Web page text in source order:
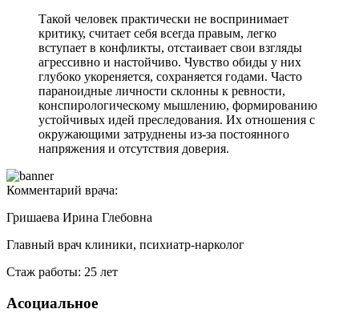
Такой человек практически не воспринимает
критику, считает себя всегда правым, легко
вступает в конфликты, отстаивает свои взгляды
агрессивно и настойчиво. Чувство обиды у них
глубоко укореняется, сохраняется годами. Часто
параноидные личности склонны к ревности,
конспирологическому мышлению, формированию
устойчивых идей преследования. Их отношения с
окружающими затруднены из-за постоянного
напряжения и отсутствия доверия.
Комментарий врача:
Гришаева Ирина Глебовна
Главный врач клиники, психиатр-нарколог
Стаж работы: 25 лет
Асоциальное